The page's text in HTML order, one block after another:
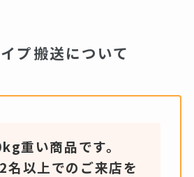
プ搬送について
重い商品です。
名以上でのご来店を